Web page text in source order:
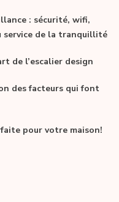
: sécurité, wifi,
de la tranquillité
de l’escalier design
des facteurs qui font
pour votre maison!